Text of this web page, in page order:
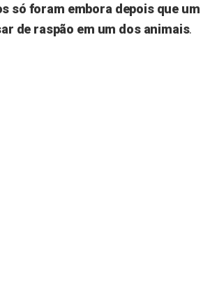
só foram embora depois que um
de raspão em um dos animais.